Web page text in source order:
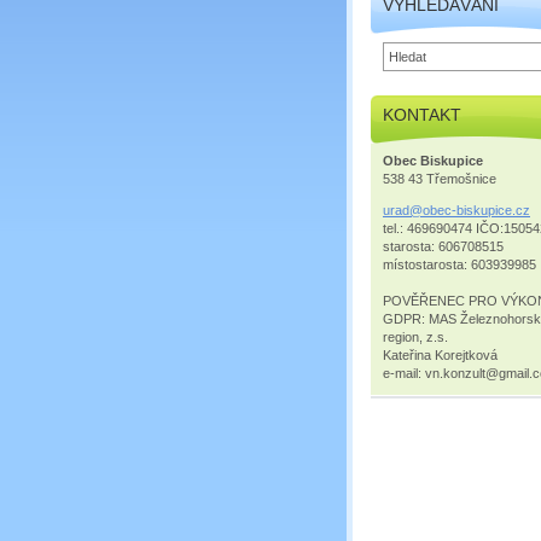
VYHLEDÁVÁNÍ
KONTAKT
Obec Biskupice
538 43 Třemošnice
urad@obec-biskupice.cz
tel.: 469690474
starosta: 606708515
místostarosta: 603939985
POVĚŘENEC PRO
GDPR: MAS
region, z.s.
Kateřina Korejtková
e-mail: